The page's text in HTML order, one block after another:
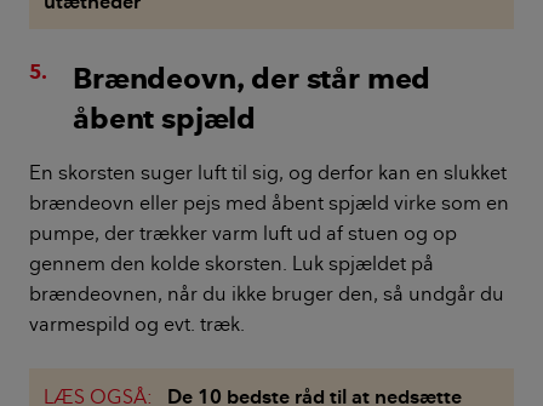
Brændeovn, der står med
åbent spjæld
En skorsten suger luft til sig, og derfor kan en slukket
brændeovn eller pejs med åbent spjæld virke som en
pumpe, der trækker varm luft ud af stuen og op
gennem den kolde skorsten. Luk spjældet på
brændeovnen, når du ikke bruger den, så undgår du
varmespild og evt. træk.
LÆS OGSÅ:
De 10 bedste råd til at nedsætte